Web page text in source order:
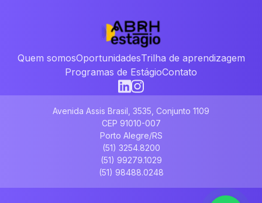
Quem somosOportunidadesTrilha de aprendizagem
Programas de EstágioContato
Avenida Assis Brasil, 3535, Conjunto 1109
CEP 91010-007
Porto Alegre/RS
(51) 3254.8200
(51) 99279.1029
(51) 98488.0248